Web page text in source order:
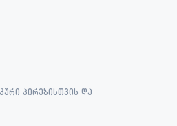
პირებისთვის და